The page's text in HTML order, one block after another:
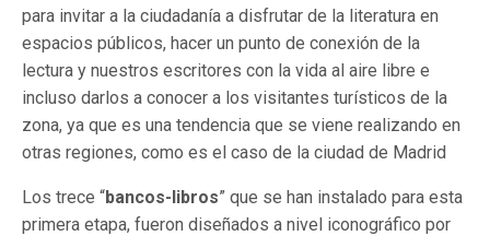
para invitar a la ciudadanía a disfrutar de la literatura en
espacios públicos, hacer un punto de conexión de la
lectura y nuestros escritores con la vida al aire libre e
incluso darlos a conocer a los visitantes turísticos de la
zona, ya que es una tendencia que se viene realizando en
otras regiones, como es el caso de la ciudad de Madrid
Los trece “bancos-libros” que se han instalado para esta
primera etapa, fueron diseñados a nivel iconográfico por